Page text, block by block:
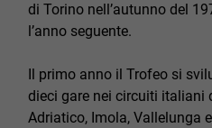
di Torino nell’autunno del
l’anno seguente.
Il primo anno il Trofeo si
dieci gare nei circuiti italiani
Adriatico, Imola, Vallelunga